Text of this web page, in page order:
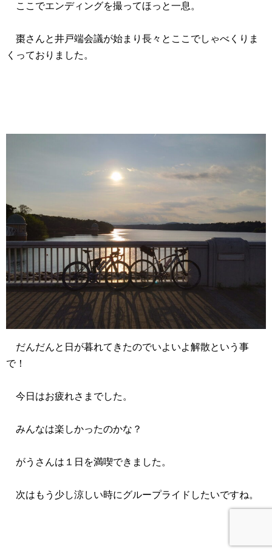
ここでエンディングを撮ってほっと一息。
棗さんと井戸端会議が始まり長々とここでしゃべくりま
くっておりました。
だんだんと日が暮れてきたのでいよいよ解散という事
で！
今日はお疲れさまでした。
みんなは楽しかったのかな？
がうさんは１日を満喫できました。
次はもう少し涼しい時にグループライドしたいですね。